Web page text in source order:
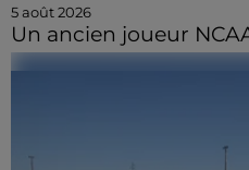
5 août 2026
Un ancien joueur